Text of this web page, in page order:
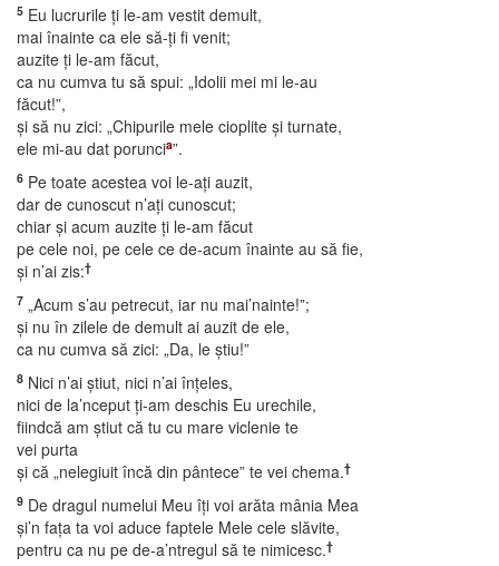
5 Eu lucrurile ţi le-am vestit demult,
mai înainte ca ele să-ţi fi venit;
auzite ţi le-am făcut,
ca nu cumva tu să spui: „Idolii mei mi le-au
făcut!”,
şi să nu zici: „Chipurile mele cioplite şi turnate,
ele mi-au dat poruncia”.
6 Pe toate acestea voi le-aţi auzit,
dar de cunoscut n’aţi cunoscut;
chiar şi acum auzite ţi le-am făcut
pe cele noi, pe cele ce de-acum înainte au să fie,
şi n’ai zis:†
7 „Acum s’au petrecut, iar nu mai’nainte!”;
şi nu în zilele de demult ai auzit de ele,
ca nu cumva să zici: „Da, le ştiu!”
8 Nici n’ai ştiut, nici n’ai înţeles,
nici de la’nceput ţi-am deschis Eu urechile,
fiindcă am ştiut că tu cu mare viclenie te
vei purta
şi că „nelegiuit încă din pântece” te vei chema.†
9 De dragul numelui Meu îţi voi arăta mânia Mea
şi’n faţa ta voi aduce faptele Mele cele slăvite,
pentru ca nu pe de-a’ntregul să te nimicesc.†